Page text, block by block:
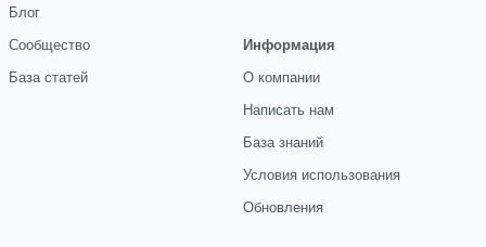
Блог
Сообщество
База статей
Информация
О компании
Написать нам
База знаний
Условия использования
Обновления